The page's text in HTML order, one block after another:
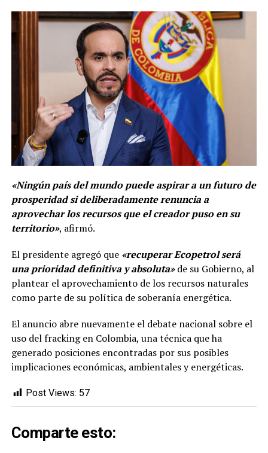
«Ningún país del mundo puede aspirar a un futuro de
prosperidad si deliberadamente renuncia a
aprovechar los recursos que el creador puso en su
territorio», afirmó.
El presidente agregó que «recuperar Ecopetrol será
una prioridad definitiva y absoluta» de su Gobierno, al
plantear el aprovechamiento de los recursos naturales
como parte de su política de soberanía energética.
El anuncio abre nuevamente el debate nacional sobre el
uso del fracking en Colombia, una técnica que ha
generado posiciones encontradas por sus posibles
implicaciones económicas, ambientales y energéticas.
Post Views: 57
Comparte esto: